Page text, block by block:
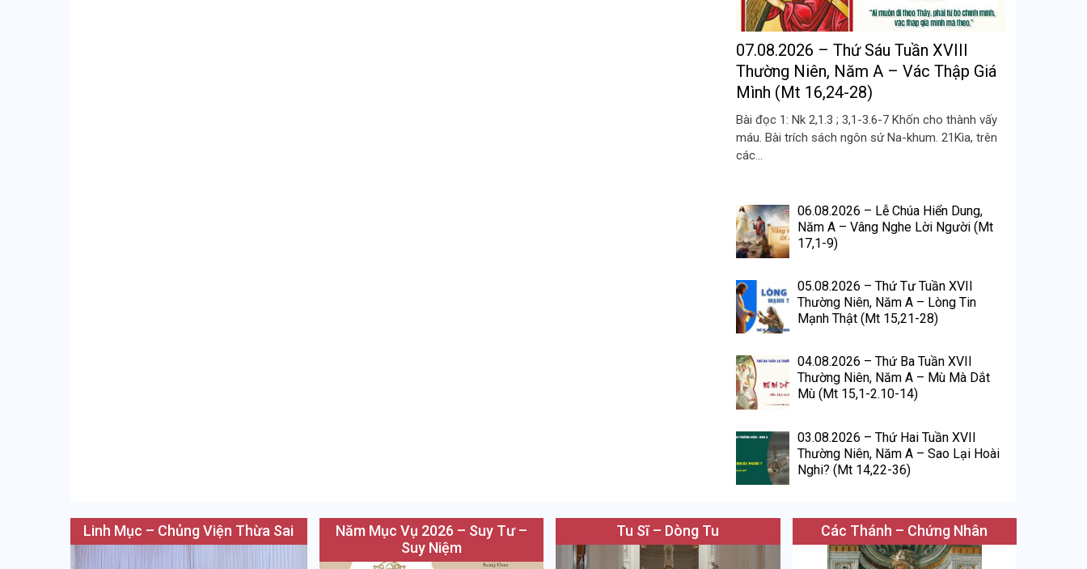
07.08.2026 – Thứ Sáu Tuần XVIII
Thường Niên, Năm A – Vác Thập Giá
Mình (Mt 16,24-28)
Bài đọc 1: Nk 2,1.3 ; 3,1-3.6-7 Khốn cho thành vấy
máu. Bài trích sách ngôn sứ Na-khum. 21Kìa, trên
các...
06.08.2026 – Lễ Chúa Hiển Dung,
Năm A – Vâng Nghe Lời Người (Mt
17,1-9)
05.08.2026 – Thứ Tư Tuần XVII
Thường Niên, Năm A – Lòng Tin
Mạnh Thật (Mt 15,21-28)
04.08.2026 – Thứ Ba Tuần XVII
Thường Niên, Năm A – Mù Mà Dắt
Mù (Mt 15,1-2.10-14)
03.08.2026 – Thứ Hai Tuần XVII
Thường Niên, Năm A – Sao Lại Hoài
Nghi? (Mt 14,22-36)
Linh Mục – Chủng Viện Thừa Sai
Năm Mục Vụ 2026 – Suy Tư –
Suy Niệm
Tu Sĩ – Dòng Tu Các Thánh – Chứng Nhân